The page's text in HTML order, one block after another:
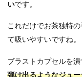
いです。
これだけでお茶独特
て吸いやすいですね。
ブラストカプセルを潰
弾け出るようなジュ